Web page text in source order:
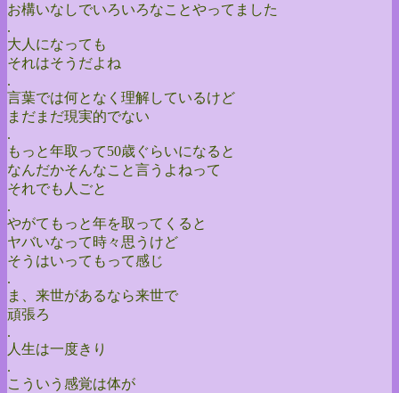
お構いなしでいろいろなことやってました
.
大人になっても
それはそうだよね
.
言葉では何となく理解しているけど
まだまだ現実的でない
.
もっと年取って50歳ぐらいになると
なんだかそんなこと言うよねって
それでも人ごと
.
やがてもっと年を取ってくると
ヤバいなって時々思うけど
そうはいってもって感じ
.
ま、来世があるなら来世で
頑張ろ
.
人生は一度きり
.
こういう感覚は体が